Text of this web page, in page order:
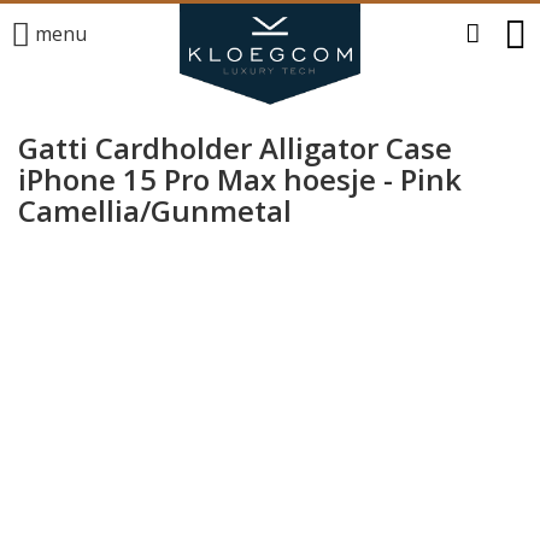
menu
Gatti Cardholder Alligator Case
iPhone 15 Pro Max hoesje - Pink
Camellia/Gunmetal